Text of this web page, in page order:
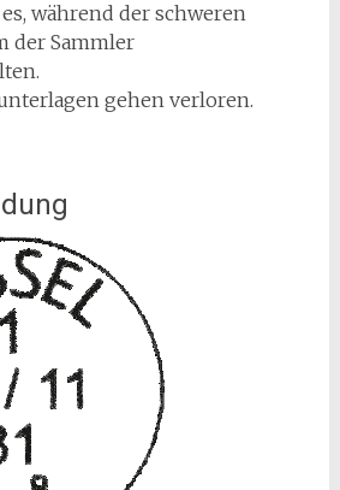
während der schweren
der Sammler
gehen verloren.